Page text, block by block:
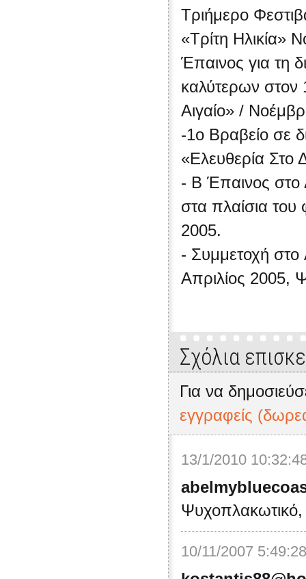
Τριήμερο
«Τρίτη Ηλικία»
Έπαινος για τη
καλύτερων
Αιγαίο» /
-1ο Βραβείο σε
«Ελευθερία Στο
- Β Έπαινος στο
στα πλαίσια
2005.
- Συμμετοχή
Απριλίος 2005,
Σχόλια
Για να
εγγραφείς
13/1/2010
Ψυχοπλακωτικό,
10/11/2007